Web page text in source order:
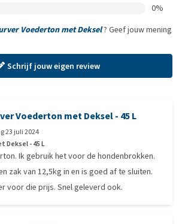
0%
Voederton met Deksel? Geef jouw mening
Schrijf jouw eigen review
Voederton met Deksel - 45 L
23 juli 2024
Deksel - 45 L
Ik gebruik het voor de hondenbrokken.
zak van 12,5kg in en is goed af te sluiten.
voor die prijs. Snel geleverd ook.